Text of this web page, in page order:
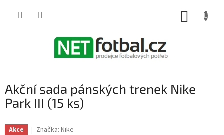
Akční sada pánských trenek Nike
Park III (15 ks)
Akce Značka: Nike